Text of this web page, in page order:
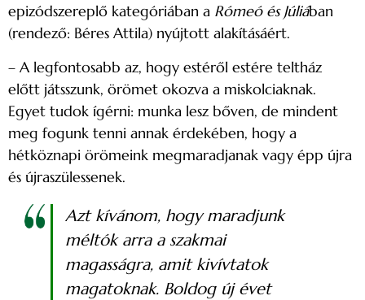
epizódszereplő kategóriában a Rómeó és Júliában
(rendező: Béres Attila) nyújtott alakításáért.
– A legfontosabb az, hogy estéről estére teltház
előtt játsszunk, örömet okozva a miskolciaknak.
Egyet tudok ígérni: munka lesz bőven, de mindent
meg fogunk tenni annak érdekében, hogy a
hétköznapi örömeink megmaradjanak vagy épp újra
és újraszülessenek.
Azt kívánom, hogy maradjunk
méltók arra a szakmai
magasságra, amit kivívtatok
magatoknak. Boldog új évet